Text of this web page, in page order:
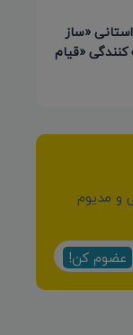
«ساز
کنندگی «قیام
و مدیوم
عضوم کن!